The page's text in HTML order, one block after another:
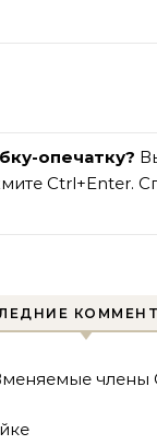
опечатку?
Ctrl+Enter.
члены